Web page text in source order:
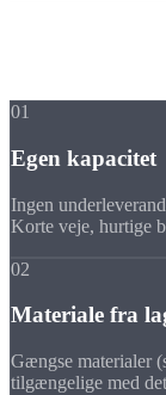
01
Egen kapacitet
Ingen
Korte veje, hurtige
02
Materiale fra
Gængse materialer
tilgængelige med